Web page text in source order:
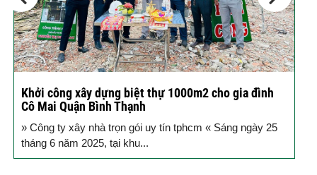
Khởi công xây dựng biệt thự 1000m2 cho gia đình
Cô Mai Quận Bình Thạnh
» Công ty xây nhà trọn gói uy tín tphcm « Sáng ngày 25
tháng 6 năm 2025, tại khu...